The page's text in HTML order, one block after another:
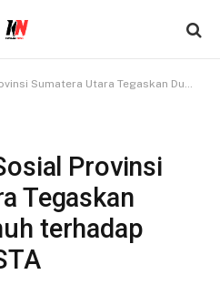
Tegaskan Dukungan Penuh terhadap Inovasi DANESTA
Provinsi
Tegaskan
terhadap